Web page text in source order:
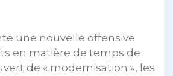
une nouvelle offensive
en matière de temps de
de « modernisation », les